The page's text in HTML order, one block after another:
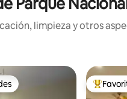
limpieza y otros